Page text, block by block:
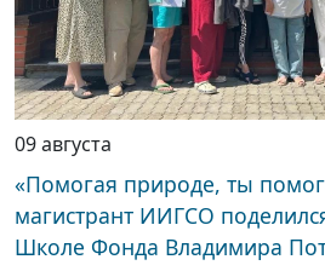
09 августа
«Помогая природе, ты
магистрант ИИГСО
Школе Фонда Владимира